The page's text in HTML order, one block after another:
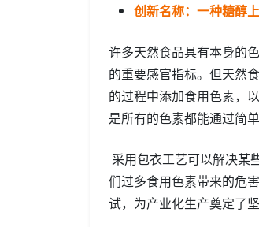
创新名称：一种糖醇
许多天然食品具有本身的
的重要感官指标。但天然
的过程中添加食用色素，
是所有的色素都能通过简
采用包衣工艺可以解决某
们过多食用色素带来的危
试，为产业化生产奠定了